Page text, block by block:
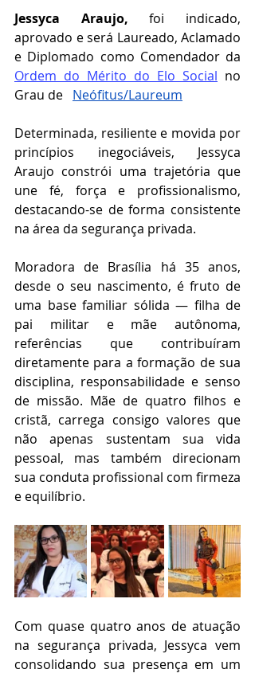
Jessyca Araujo, foi indicado,
aprovado e será Laureado, Aclamado
Ordem do Mérito do Elo Social no
Grau de Neófitus/Laureum
Determinada, resiliente e movida por
princípios inegociáveis, Jessyca
Araujo constrói uma trajetória que
une fé, força e profissionalismo,
destacando-se de forma consistente
na área da segurança privada.
Moradora de Brasília há 35 anos,
desde o seu nascimento, é fruto de
uma base familiar sólida — filha de
pai militar e mãe autônoma,
referências que contribuíram
diretamente para a formação de sua
disciplina, responsabilidade e senso
de missão. Mãe de quatro filhos e
cristã, carrega consigo valores que
não apenas sustentam sua vida
pessoal, mas também direcionam
sua conduta profissional com firmeza
e equilíbrio.
Com quase quatro anos de atuação
na segurança privada, Jessyca vem
consolidando sua presença em um